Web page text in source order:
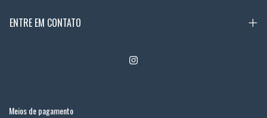
ENTRE EM CONTATO
Meios de pagamento